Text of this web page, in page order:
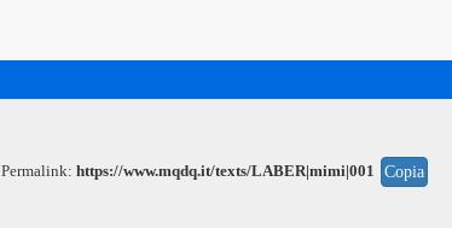
Permalink: https://www.mqdq.it/texts/LABER|mimi|001 Copia